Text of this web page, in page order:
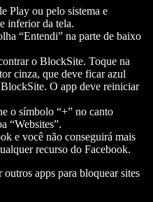
Play ou pelo sistema e
inferior da tela.
“Entendi” na parte de baixo
o BlockSite. Toque na
cinza, que deve ficar azul
O app deve reiniciar
o símbolo “+” no canto
“Websites”.
e você não conseguirá mais
recurso do Facebook.
apps para bloquear sites